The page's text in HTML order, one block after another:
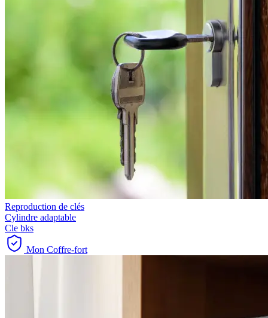
Reproduction de clés
Cylindre adaptable
Cle bks
Mon Coffre-fort